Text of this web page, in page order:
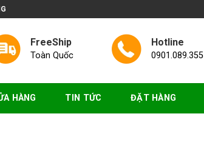
FreeShip
Toàn Quốc
Hotline
0901.089.355
HÀNG TIN TỨC ĐẶT HÀNG